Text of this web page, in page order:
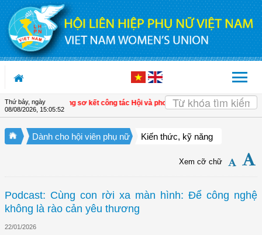
Truy cập nội dung luôn
Thứ bảy, ngày
08/08/2026, 15:05:52
Ngãi, Vĩnh Long sơ kết công tác Hội và phong trào phụ nữ 6 tháng đầu năm
Dành cho hội viên phụ nữ Kiến thức, kỹ năng
Xem cỡ chữ
Podcast: Cùng con rời xa màn hình: Để công nghệ
không là rào cản yêu thương
22/01/2026